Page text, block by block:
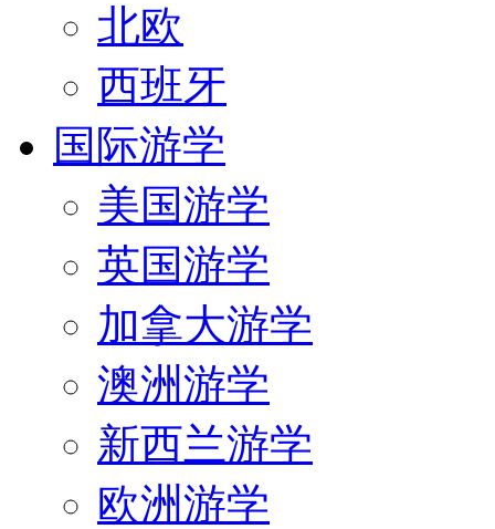
北欧
西班牙
国际游学
美国游学
英国游学
加拿大游学
澳洲游学
新西兰游学
欧洲游学